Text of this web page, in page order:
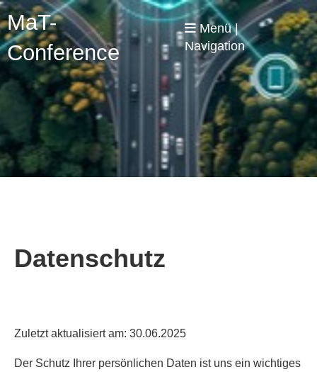
MaT-
Conference
Menü |
Navigation
Datenschutz
Zuletzt aktualisiert am: 30.06.2025
Der Schutz Ihrer persönlichen Daten ist uns ein wichtiges